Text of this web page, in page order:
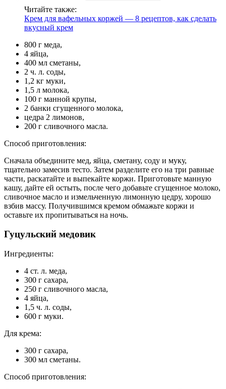
Читайте также:
Крем для вафельных коржей — 8 рецептов, как сделать
вкусный крем
800 г меда,
4 яйца,
400 мл сметаны,
2 ч. л. соды,
1,2 кг муки,
1,5 л молока,
100 г манной крупы,
2 банки сгущенного молока,
цедра 2 лимонов,
200 г сливочного масла.
Способ приготовления:
Сначала объедините мед, яйца, сметану, соду и муку,
тщательно замесив тесто. Затем разделите его на три равные
части, раскатайте и выпекайте коржи. Приготовьте манную
кашу, дайте ей остыть, после чего добавьте сгущенное молоко,
сливочное масло и измельченную лимонную цедру, хорошо
взбив массу. Получившимся кремом обмажьте коржи и
оставьте их пропитываться на ночь.
Гуцульский медовик
Ингредиенты:
4 ст. л. меда,
300 г сахара,
250 г сливочного масла,
4 яйца,
1,5 ч. л. соды,
600 г муки.
Для крема:
300 г сахара,
300 мл сметаны.
Способ приготовления: